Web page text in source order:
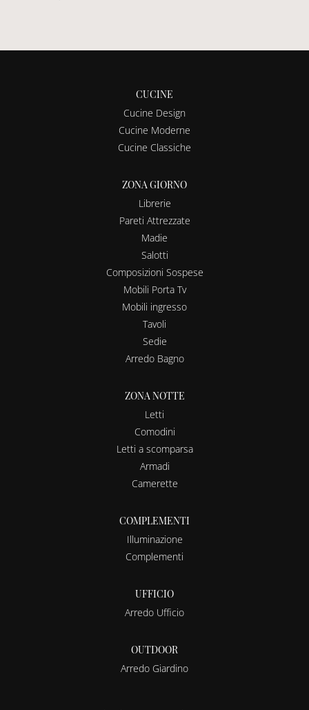
CUCINE
Cucine Design
Cucine Moderne
Cucine Classiche
ZONA GIORNO
Librerie
Pareti Attrezzate
Madie
Salotti
Composizioni Sospese
Mobili Porta Tv
Mobili ingresso
Tavoli
Sedie
Arredo Bagno
ZONA NOTTE
Letti
Comodini
Letti a scomparsa
Armadi
Camerette
COMPLEMENTI
Illuminazione
Complementi
UFFICIO
Arredo Ufficio
OUTDOOR
Arredo Giardino